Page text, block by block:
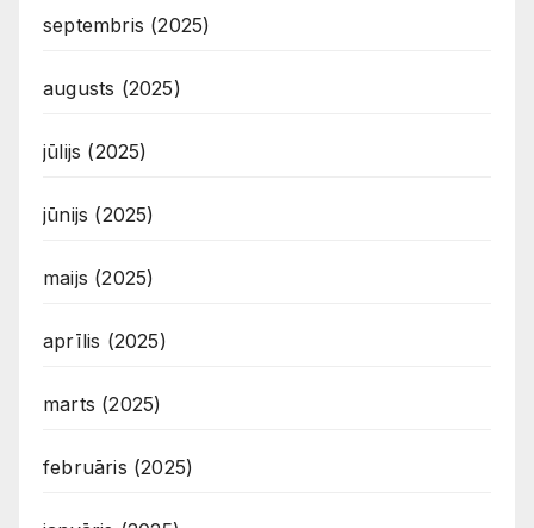
septembris (2025)
augusts (2025)
jūlijs (2025)
jūnijs (2025)
maijs (2025)
aprīlis (2025)
marts (2025)
februāris (2025)